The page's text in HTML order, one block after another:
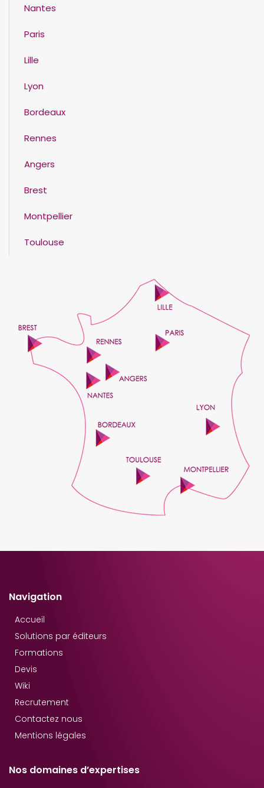
Nantes
Paris
Lille
Lyon
Bordeaux
Rennes
Angers
Brest
Montpellier
Toulouse
Navigation
Accueil
Solutions par éditeurs
Formations
Devis
Wiki
Recrutement
Contactez nous
Mentions légales
Nos domaines d’expertises